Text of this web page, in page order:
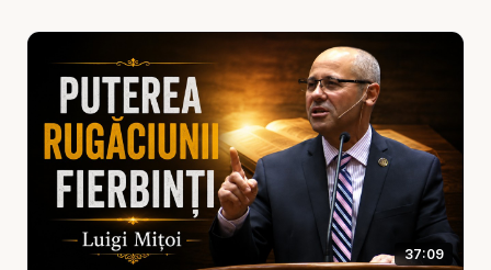
poartă în suflet dezamăgiri, resentimente, trădări
sau amintiri dureroase. Poate ai fost rănit de
cineva apropiat. Poate ai primit vorbe grele, ai fost
nedreptățit, ignorat sau judecat. Poate spui: „Nu
pot să iert.” Mesajul acesta nu îți cere să te prefaci
că nu doare, ci te cheamă să vii cu durerea ta
înaintea lui Dumnezeu, pentru ca El să înceapă
vindecarea.
37:09